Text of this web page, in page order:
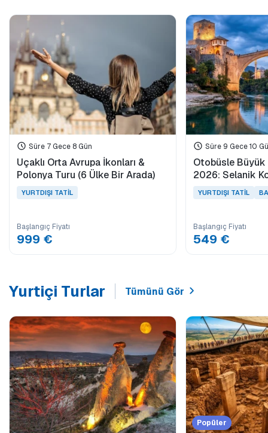
Süre 7 Gece 8 Gün
Uçaklı Orta Avrupa İkonları &
Polonya Turu (6 Ülke Bir Arada)
YURTDIŞI TATİL
Başlangıç Fiyatı
999 €
Süre 9 Gece 10
Otobüsle Büyük
2026: Selanik
Kosovalı
YURTDIŞI TATİL
Başlangıç Fiyatı
549 €
Yurtiçi Turlar Tümünü Gör
Popüler